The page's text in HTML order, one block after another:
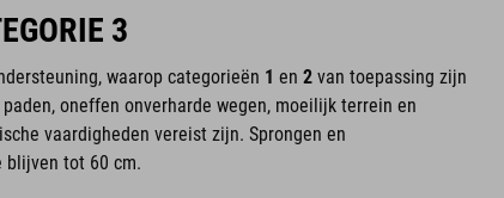
3
waarop categorieën 1 en 2 van toepassing zijn
oneffen onverharde wegen, moeilijk terrein en
vaardigheden vereist zijn. Sprongen en
blijven tot 60 cm.